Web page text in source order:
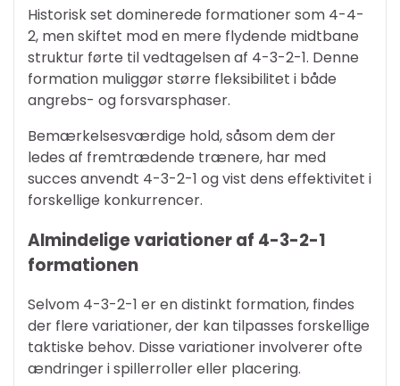
Historisk set dominerede formationer som 4-4-
2, men skiftet mod en mere flydende midtbane
struktur førte til vedtagelsen af 4-3-2-1. Denne
formation muliggør større fleksibilitet i både
angrebs- og forsvarsphaser.
Bemærkelsesværdige hold, såsom dem der
ledes af fremtrædende trænere, har med
succes anvendt 4-3-2-1 og vist dens effektivitet i
forskellige konkurrencer.
Almindelige variationer af 4-3-2-1
formationen
Selvom 4-3-2-1 er en distinkt formation, findes
der flere variationer, der kan tilpasses forskellige
taktiske behov. Disse variationer involverer ofte
ændringer i spillerroller eller placering.